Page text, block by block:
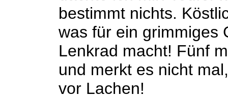
bestimmt nichts.
was für ein grimmiges
Lenkrad macht! Fünf
und merkt es nicht
vor Lachen!